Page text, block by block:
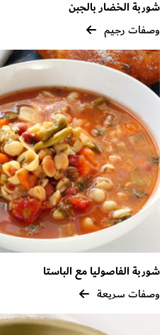
شوربة الخضار بالجبن
وصفات رجيم
شوربة الفاصوليا مع الباستا
وصفات سريعة